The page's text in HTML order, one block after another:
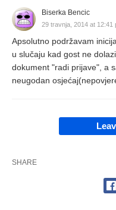
Biserka Bencic
29 travnja, 2014 at 12:41
Apsolutno podržavam
u slučaju kad gost ne
dokument "radi prijave", a
neugodan
SHARE